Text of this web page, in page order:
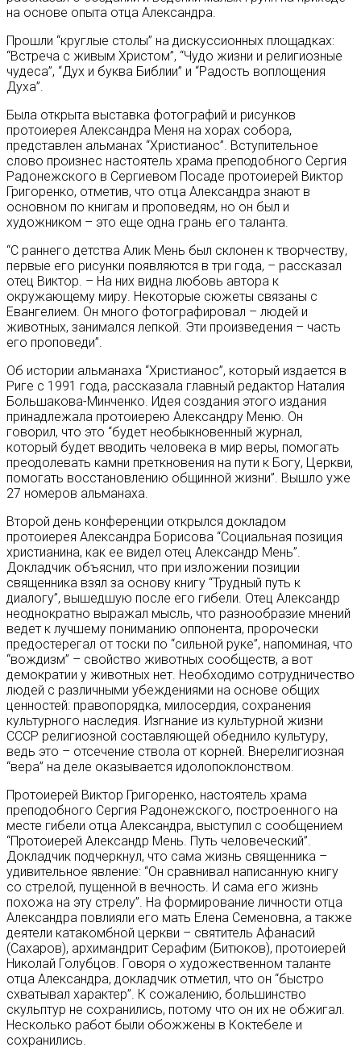
на основе опыта отца Александра.
Прошли “круглые столы” на дискуссионных площадках:
“Встреча с живым Христом”, “Чудо жизни и религиозные
чудеса”, “Дух и буква Библии” и “Радость воплощения
Духа”.
Была открыта выставка фотографий и рисунков
протоиерея Александра Меня на хорах собора,
представлен альманах “Христианос”. Вступительное
слово произнес настоятель храма преподобного Сергия
Радонежского в Сергиевом Посаде протоиерей Виктор
Григоренко, отметив, что отца Александра знают в
основном по книгам и проповедям, но он был и
художником – это еще одна грань его таланта.
“С раннего детства Алик Мень был склонен к творчеству,
первые его рисунки появляются в три года, – рассказал
отец Виктор. – На них видна любовь автора к
окружающему миру. Некоторые сюжеты связаны с
Евангелием. Он много фотографировал – людей и
животных, занимался лепкой. Эти произведения – часть
его проповеди”.
Об истории альманаха “Христианос”, который издается в
Риге с 1991 года, рассказала главный редактор Наталия
Большакова-Минченко. Идея создания этого издания
принадлежала протоиерею Александру Меню. Он
говорил, что это “будет необыкновенный журнал,
который будет вводить человека в мир веры, помогать
преодолевать камни преткновения на пути к Богу, Церкви,
помогать восстановлению общинной жизни”. Вышло уже
27 номеров альманаха.
Второй день конференции открылся докладом
протоиерея Александра Борисова “Социальная позиция
христианина, как ее видел отец Александр Мень”.
Докладчик объяснил, что при изложении позиции
священника взял за основу книгу “Трудный путь к
диалогу”, вышедшую после его гибели. Отец Александр
неоднократно выражал мысль, что разнообразие мнений
ведет к лучшему пониманию оппонента, пророчески
предостерегал от тоски по “сильной руке”, напоминая, что
“вождизм” – свойство животных сообществ, а вот
демократии у животных нет. Необходимо сотрудничество
людей с различными убеждениями на основе общих
ценностей: правопорядка, милосердия, сохранения
культурного наследия. Изгнание из культурной жизни
СССР религиозной составляющей обеднило культуру,
ведь это – отсечение ствола от корней. Внерелигиозная
“вера” на деле оказывается идолопоклонством.
Протоиерей Виктор Григоренко, настоятель храма
преподобного Сергия Радонежского, построенного на
месте гибели отца Александра, выступил с сообщением
“Протоиерей Александр Мень. Путь человеческий”.
Докладчик подчеркнул, что сама жизнь священника –
удивительное явление: “Он сравнивал написанную книгу
со стрелой, пущенной в вечность. И сама его жизнь
похожа на эту стрелу”. На формирование личности отца
Александра повлияли его мать Елена Семеновна, а также
деятели катакомбной церкви – святитель Афанасий
(Сахаров), архимандрит Серафим (Битюков), протоиерей
Николай Голубцов. Говоря о художественном таланте
отца Александра, докладчик отметил, что он “быстро
схватывал характер”. К сожалению, большинство
скульптур не сохранились, потому что он их не обжигал.
Несколько работ были обожжены в Коктебеле и
сохранились.